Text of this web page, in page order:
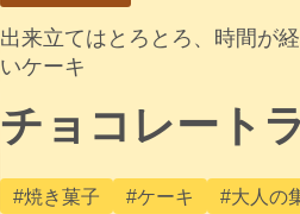
出来立てはとろとろ、時間が
いケーキ
チョコレート
#焼き菓子 #ケーキ #大人の